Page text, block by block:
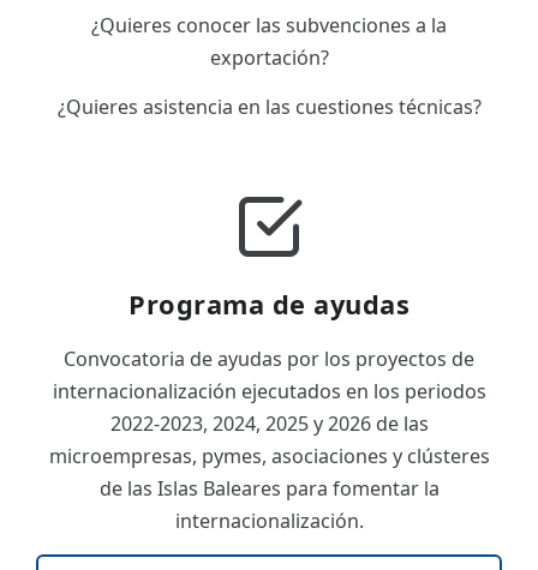
¿Quieres conocer las subvenciones a la
exportación?
¿Quieres asistencia en las cuestiones técnicas?
Programa de ayudas
Convocatoria de ayudas por los proyectos de
internacionalización ejecutados en los periodos
2022-2023, 2024, 2025 y 2026 de las
microempresas, pymes, asociaciones y clústeres
de las Islas Baleares para fomentar la
internacionalización.